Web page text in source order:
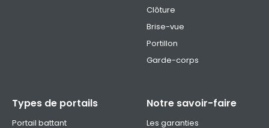
Clôture
Brise-vue
Portillon
Garde-corps
Types de portails
Portail battant
Notre savoir-faire
Les garanties